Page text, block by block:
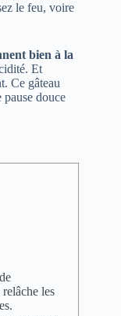
le feu, voire
bien à la
Et
Ce gâteau
pause douce
les